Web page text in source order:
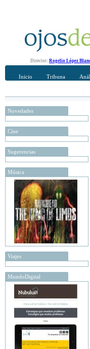
Director: Rogelio López
Inicio Tribuna
Novedades
Cine
Sugerencias
Música
Viajes
MundoDigital